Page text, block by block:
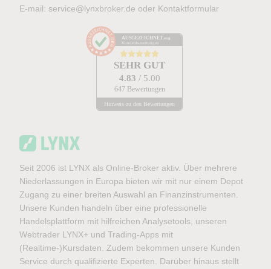
E-mail: service@lynxbroker.de oder Kontaktformular
AUSGEZEICHNET .org
Kundenbewertungen
SEHR GUT
4.83 / 5.00
647 Bewertungen
Hinweis zu den Bewertungen
Seit 2006 ist LYNX als Online-Broker aktiv. Über mehrere
Niederlassungen in Europa bieten wir mit nur einem Depot
Zugang zu einer breiten Auswahl an Finanzinstrumenten.
Unsere Kunden handeln über eine professionelle
Handelsplattform mit hilfreichen Analysetools, unseren
Webtrader LYNX+ und Trading-Apps mit
(Realtime-)Kursdaten. Zudem bekommen unsere Kunden
Service durch qualifizierte Experten. Darüber hinaus stellt